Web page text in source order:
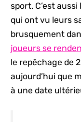
sport. C’est
qui ont vu leurs
brusquement
joueurs se
le repêchage de
aujourd’hui que
à une date